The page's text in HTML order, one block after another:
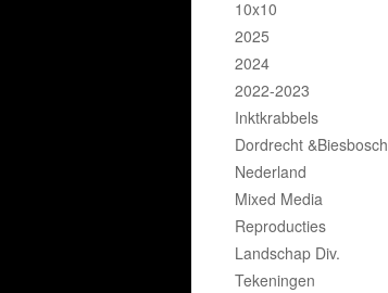
10x10
2025
2024
2022-2023
Inktkrabbels
Dordrecht &Biesbosch
Nederland
Mixed Media
Reproducties
Landschap Div.
Tekeningen